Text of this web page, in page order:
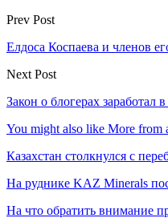
Prev Post
Елдоса Коспаева и членов
Next Post
Закон о блогерах заработал
You might also like More from
Казахстан столкнулся с
На руднике KAZ Minerals
На что обратить внимание